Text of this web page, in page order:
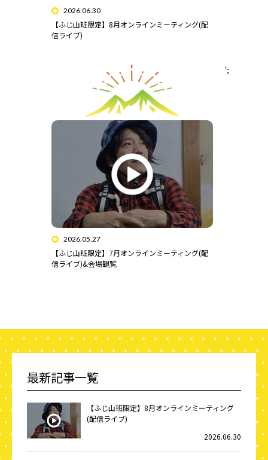
2026.06.30
【ふじ山班限定】8月オンラインミーティング(配
信ライブ)
2026.05.27
【ふじ山班限定】7月オンラインミーティング(配
信ライブ)&会場観覧
';
最新記事一覧
【ふじ山班限定】8月オンラインミーティング
(配信ライブ)
2026.06.30